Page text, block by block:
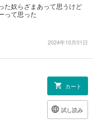
た奴らざまあって思うけど
って思った
2024年10月01日
カート
試し読み